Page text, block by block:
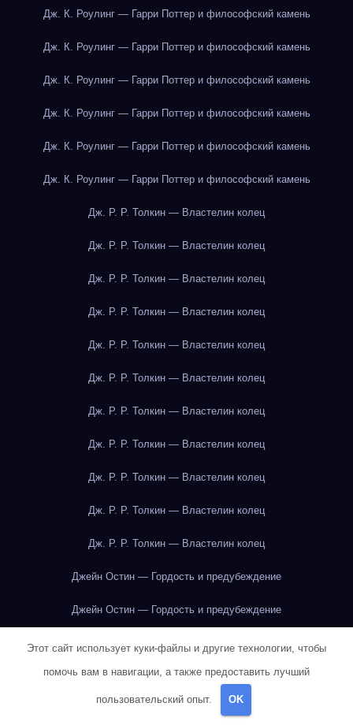
Дж. К. Роулинг — Гарри Поттер и философский камень
Дж. К. Роулинг — Гарри Поттер и философский камень
Дж. К. Роулинг — Гарри Поттер и философский камень
Дж. К. Роулинг — Гарри Поттер и философский камень
Дж. К. Роулинг — Гарри Поттер и философский камень
Дж. К. Роулинг — Гарри Поттер и философский камень
Дж. Р. Р. Толкин — Властелин колец
Дж. Р. Р. Толкин — Властелин колец
Дж. Р. Р. Толкин — Властелин колец
Дж. Р. Р. Толкин — Властелин колец
Дж. Р. Р. Толкин — Властелин колец
Дж. Р. Р. Толкин — Властелин колец
Дж. Р. Р. Толкин — Властелин колец
Дж. Р. Р. Толкин — Властелин колец
Дж. Р. Р. Толкин — Властелин колец
Дж. Р. Р. Толкин — Властелин колец
Дж. Р. Р. Толкин — Властелин колец
Джейн Остин — Гордость и предубеждение
Джейн Остин — Гордость и предубеждение
Джейн Остин — Гордость и предубеждение
Джейн Остин — Гордость и предубеждение
Этот сайт использует куки-файлы и другие технологии, чтобы
помочь вам в навигации, а также предоставить лучший
пользовательский опыт. OK